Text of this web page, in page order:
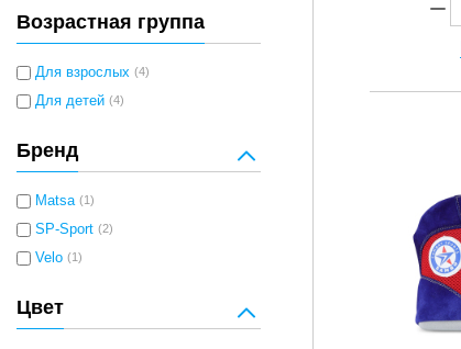
Возрастная группа
Для взрослых (4)
Для детей (4)
Бренд
Matsa (1)
SP-Sport (2)
Velo (1)
Цвет